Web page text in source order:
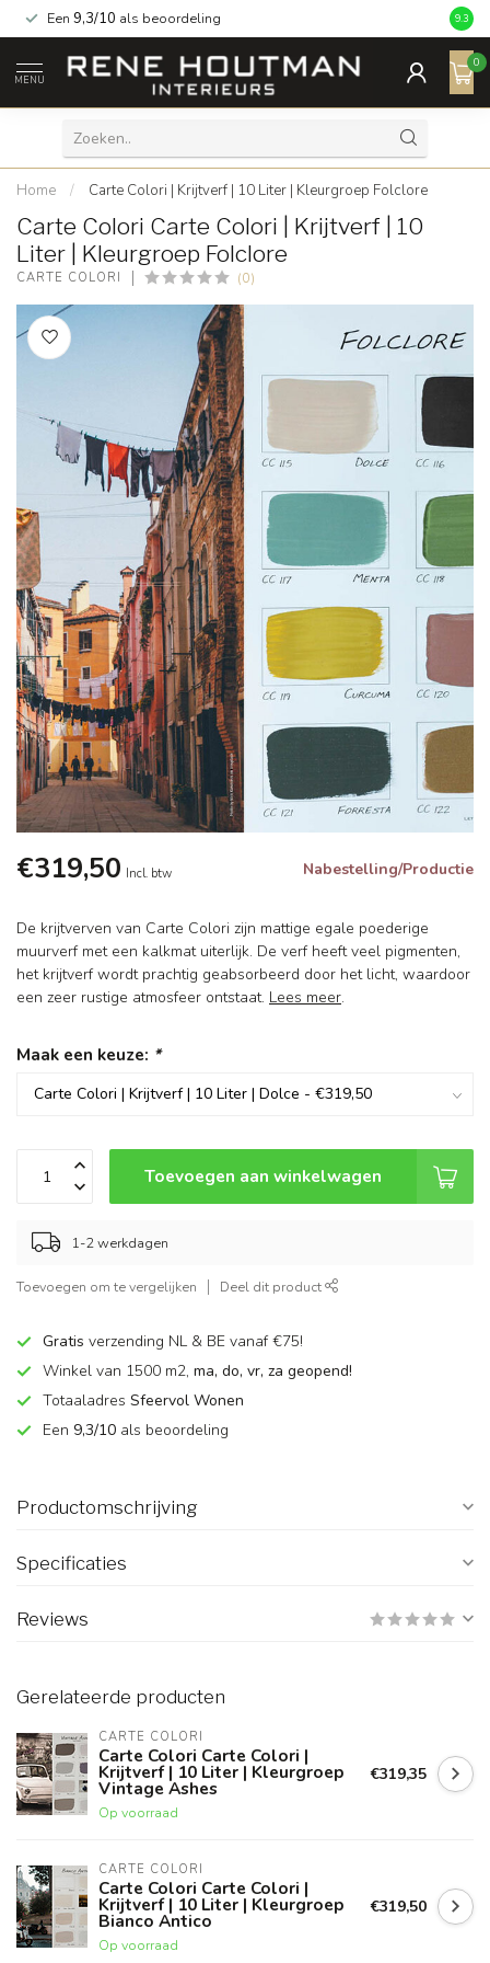
Een 9,3/10 als beoordeling 9.3
MENU
0
Home / Carte Colori | Krijtverf | 10 Liter | Kleurgroep Folclore
Carte Colori Carte Colori | Krijtverf | 10
Liter | Kleurgroep Folclore
CARTE COLORI (0)
€319,50 Incl. btw Nabestelling/Productie
De krijtverven van Carte Colori zijn mattige egale poederige
muurverf met een kalkmat uiterlijk. De verf heeft veel pigmenten,
het krijtverf wordt prachtig geabsorbeerd door het licht, waardoor
een zeer rustige atmosfeer ontstaat. Lees meer.
Maak een keuze: *
Toevoegen aan winkelwagen
1-2 werkdagen
Toevoegen om te vergelijken Deel dit product
Gratis verzending NL & BE vanaf €75!
Winkel van 1500 m2, ma, do, vr, za geopend!
Totaaladres Sfeervol Wonen
Een 9,3/10 als beoordeling
Productomschrijving
Specificaties
Reviews
Gerelateerde producten
CARTE COLORI
Carte Colori Carte Colori |
Krijtverf | 10 Liter | Kleurgroep
Vintage Ashes
Op voorraad
€319,35
CARTE COLORI
Carte Colori Carte Colori |
Krijtverf | 10 Liter | Kleurgroep
Bianco Antico
Op voorraad
€319,50